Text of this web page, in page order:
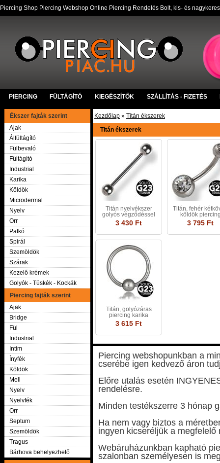
Piercing Shop Piercing Webshop Online Piercing Rendelés Bolt, kis- és
PIERCING FÜLTÁGÍTÓ KIEGÉSZÍTŐK SZÁLLÍTÁS - FIZETÉS
Ékszer fajták szerint
Ajak
Álfültágító
Fülbevaló
Fültágító
Industrial
Karika
Köldök
Microdermal
Nyelv
Orr
Patkó
Spirál
Szemöldök
Szárak
Kezelő krémek
Golyók - Tüskék - Kockák
Piercing fajták szerint
Ajak
Bridge
Fül
Industrial
Intim
Ínyfék
Köldök
Mell
Nyelv
Nyelvfék
Orr
Septum
Szemöldök
Tragus
Bárhova behelyezhető
Kezdőlap » Titán ékszerek
Titán ékszerek
Titán nyelvékszer
golyós végződéssel
3 430 Ft
Titán, fehér
köldök
3 795 Ft
Titán, golyózáras
piercing karika
3 615 Ft
Piercing webshopunkban a
cserébe igen kedvező áron
Előre utalás esetén
rendelésre.
Minden testékszerre 3 hónap
Ha nem vagy biztos a
ingyen kicseréljük a megfelelő
Webáruházunkban kapható
szalonban személyesen is